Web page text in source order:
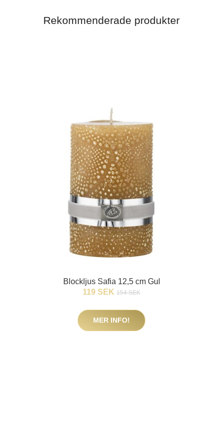
Rekommenderade produkter
Blockljus Safia 12,5 cm Gul
119 SEK 154 SEK
MER INFO!